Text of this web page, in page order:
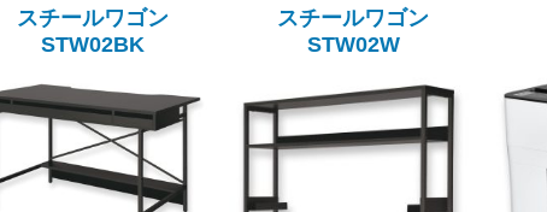
スチールワゴン
STW02BK
スチールワゴン
STW02W